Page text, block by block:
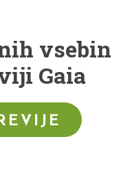
vsebin
Gaia